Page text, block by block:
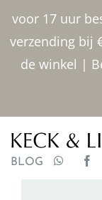
voor 17 uur
verzending bij
de winkel |
inhoud
BLOG